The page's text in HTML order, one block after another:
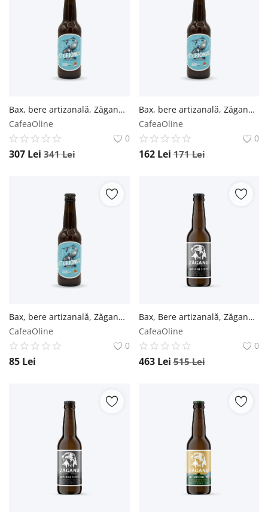
Bax, bere artizanală, Zăganu, Sturionul Pale Ale - 0.33L / 24 buc. Zăganu
CafeaOline
0
307 Lei 341Lei
Bax, bere artizanală, Zăganu, Sturionul Pale Ale - 0.33L / 12 buc. Zăganu
CafeaOline
0
162 Lei 171Lei
Bax, bere artizanală, Zăganu, Sturionul Pale Ale - 0.33L / 6 buc. Zăganu
CafeaOline
0
85 Lei
Bax, Bere artizanală, Zăganu, Imperial Stout - Sticlă 0.33L / 24 buc. Zăganu
CafeaOline
0
463 Lei 515Lei